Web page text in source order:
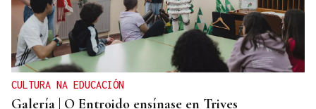
CULTURA NA EDUCACIÓN
Galería | O Entroido ensínase en Trives